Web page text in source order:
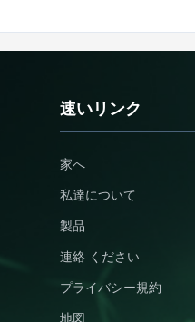
速いリンク
家へ
私達について
製品
連絡 ください
プライバシー規約
地図